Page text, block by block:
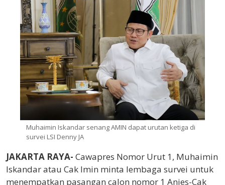
Muhaimin Iskandar senang AMIN dapat urutan ketiga di
survei LSI Denny JA
JAKARTA RAYA- Cawapres Nomor Urut 1, Muhaimin
Iskandar atau Cak Imin minta lembaga survei untuk
menempatkan pasangan calon nomor 1 Anies-Cak